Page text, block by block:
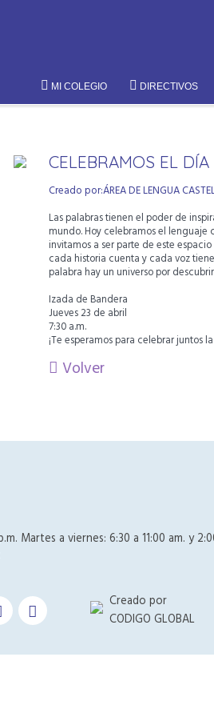
MI COLEGIO DIRECTIVOS
CELEBRAMOS EL
Creado por:ÁREA DE LENGUA
Las palabras tienen el poder de
mundo. Hoy celebramos el
invitamos a ser parte de este
cada historia cuenta y cada voz
palabra hay un universo por
Izada de Bandera
Jueves 23 de abril
7:30 a.m.
¡Te esperamos para celebrar juntos
Volver
Martes a viernes: 6:30 a 11:00 am. y
Creado por
CODIGO GLOBAL